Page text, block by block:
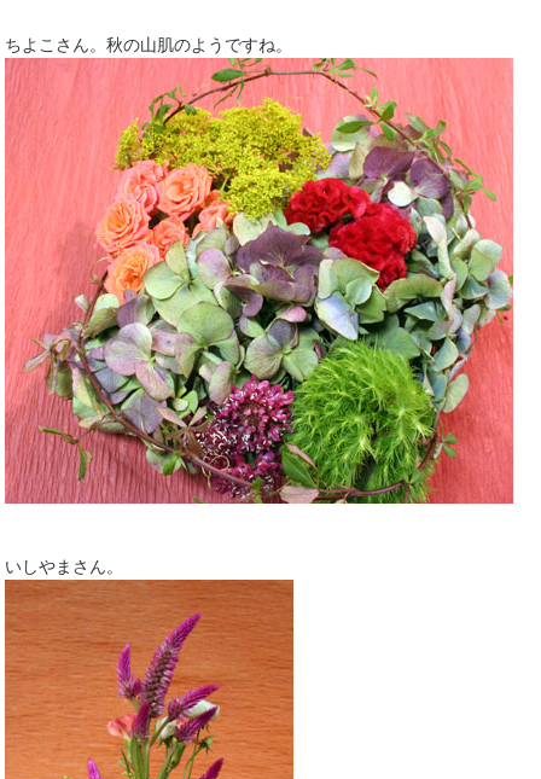
ちよこさん。秋の山肌のようですね。
いしやまさん。